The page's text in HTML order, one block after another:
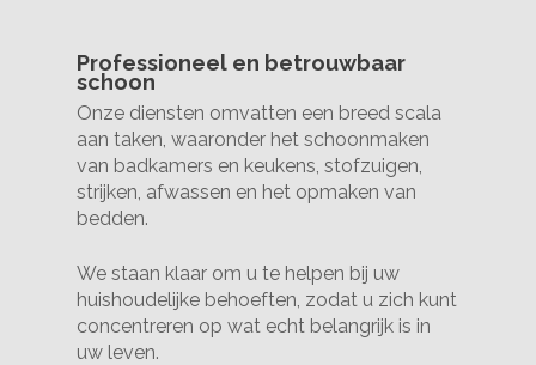
Professioneel en betrouwbaar
schoon
Onze diensten omvatten een breed scala
aan taken, waaronder het schoonmaken
van badkamers en keukens, stofzuigen,
strijken, afwassen en het opmaken van
bedden.
We staan klaar om u te helpen bij uw
huishoudelijke behoeften, zodat u zich kunt
concentreren op wat echt belangrijk is in
uw leven.